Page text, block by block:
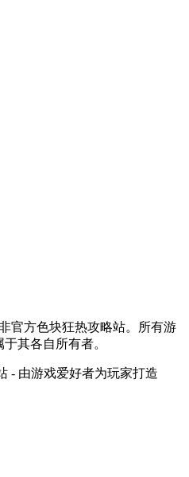
官方色块狂热攻略站。所有游
其各自所有者。
- 由游戏爱好者为玩家打造